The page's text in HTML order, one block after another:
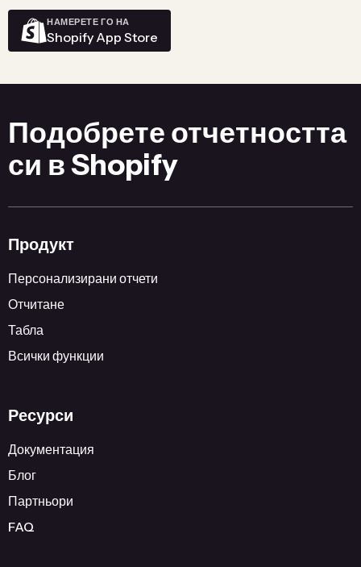
НАМЕРЕТЕ ГО НА
Shopify App Store
Подобрете отчетността
си в Shopify
Продукт
Персонализирани отчети
Отчитане
Табла
Всички функции
Ресурси
Документация
Блог
Партньори
FAQ